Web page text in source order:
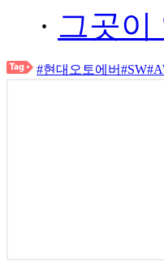
· 그곳
#현대오토에버#SW